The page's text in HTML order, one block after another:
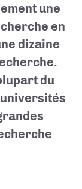
une
en
dizaine
du
universités